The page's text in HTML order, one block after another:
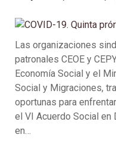
Las organizaciones
patronales CEOE y
Economía Social y el
Social y Migraciones,
oportunas para
el VI Acuerdo Social en
en…